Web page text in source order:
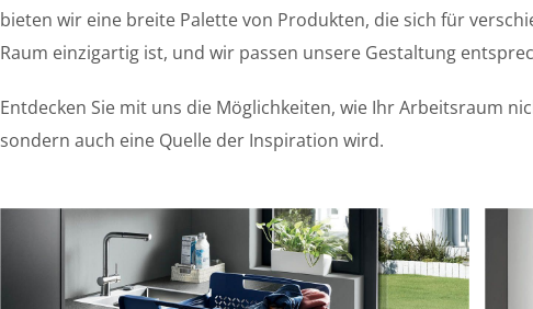
bieten wir eine breite Palette von Produkten, die sich für
Raum einzigartig ist, und wir passen unsere Gestaltung
Entdecken Sie mit uns die Möglichkeiten, wie Ihr Arbeitsraum
sondern auch eine Quelle der Inspiration wird.